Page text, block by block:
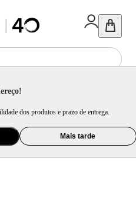
dos produtos e prazo de entrega.
Mais tarde